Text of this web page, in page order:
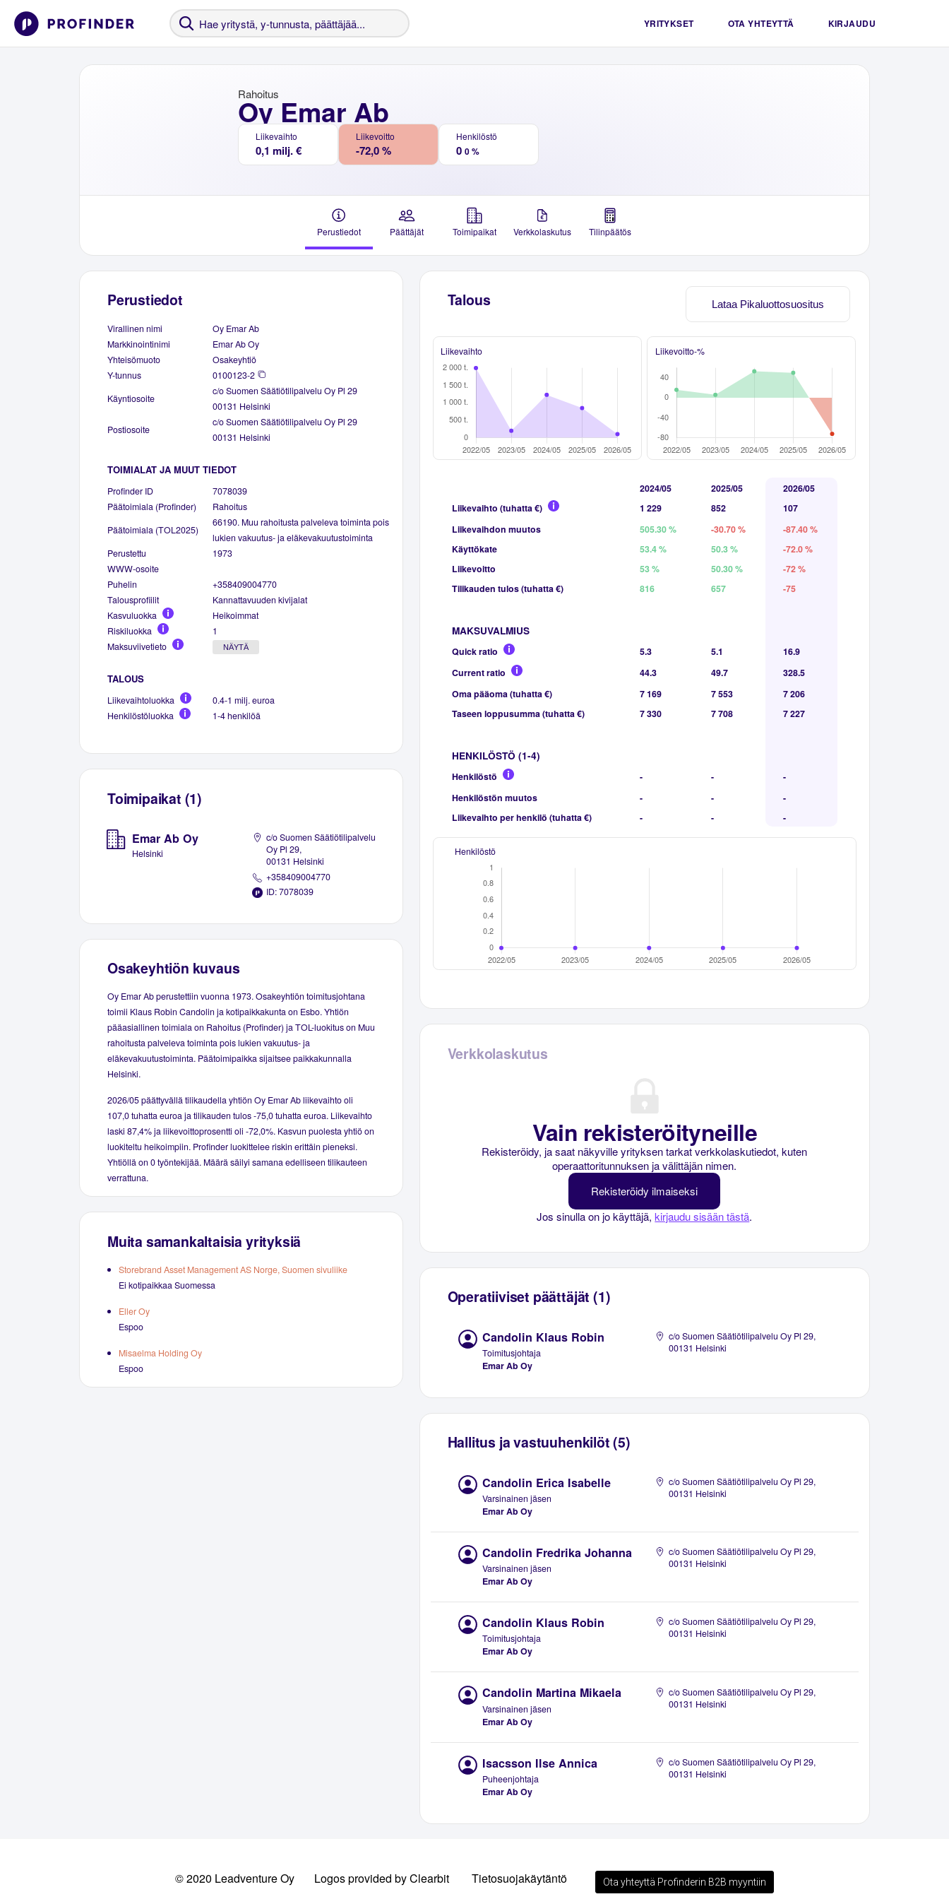
YRITYKSET OTA YHTEYTTÄ KIRJAUDU
Oy Emar Ab
Rahoitus
Liikevaihto
0,1 milj. €
Liikevoitto
-72,0 %
Henkilöstö
0 0 %
Perustiedot Päättäjät Toimipaikat Verkkolaskutus Tilinpäätös
Perustiedot
Virallinen nimi
Oy Emar Ab
Markkinointinimi
Emar Ab Oy
Yhteisömuoto
Osakeyhtiö
Y-tunnus
0100123-2
Käyntiosoite
c/o Suomen Säätiötilipalvelu Oy Pl 29
00131 Helsinki
Postiosoite
c/o Suomen Säätiötilipalvelu Oy Pl 29
00131 Helsinki
TOIMIALAT JA MUUT TIEDOT
Profinder ID
7078039
Päätoimiala (Profinder)
Rahoitus
Päätoimiala (TOL2025)
66190. Muu rahoitusta palveleva toiminta pois
lukien vakuutus- ja eläkevakuutustoiminta
Perustettu
1973
WWW-osoite
Puhelin
+358409004770
Talousprofiilit
Kannattavuuden kivijalat
Kasvuluokka
Heikoimmat
Riskiluokka
1
Maksuviivetieto
NÄYTÄ
TALOUS
Liikevaihtoluokka
0.4-1 milj. euroa
Henkilöstöluokka
1-4 henkilöä
Toimipaikat (1)
Emar Ab Oy
Helsinki
c/o Suomen Säätiötilipalvelu
Oy Pl 29,
00131 Helsinki
+358409004770
ID: 7078039
Osakeyhtiön kuvaus
Oy Emar Ab perustettiin vuonna 1973. Osakeyhtiön toimitusjohtana
toimii Klaus Robin Candolin ja kotipaikkakunta on Esbo. Yhtiön
pääasiallinen toimiala on Rahoitus (Profinder) ja TOL-luokitus on Muu
rahoitusta palveleva toiminta pois lukien vakuutus- ja
eläkevakuutustoiminta. Päätoimipaikka sijaitsee paikkakunnalla
Helsinki.
2026/05 päättyvällä tilikaudella yhtiön Oy Emar Ab liikevaihto oli
107,0 tuhatta euroa ja tilikauden tulos -75,0 tuhatta euroa. Liikevaihto
laski 87,4% ja liikevoittoprosentti oli -72,0%. Kasvun puolesta yhtiö on
luokiteltu heikoimpiin. Profinder luokittelee riskin erittäin pieneksi.
Yhtiöllä on 0 työntekijää. Määrä säilyi samana edelliseen tilikauteen
verrattuna.
Muita samankaltaisia yrityksiä
Storebrand Asset Management AS Norge, Suomen sivuliike
Ei kotipaikkaa Suomessa
Eller Oy
Espoo
Misaelma Holding Oy
Espoo
Lataa Pikaluottosuositus
Talous
Liikevaihto Liikevoitto-%
2024/05 2025/05
2026/05
Liikevaihto (tuhatta €)
1 229 852
107
Liikevaihdon muutos
505.30 % -30.70 %
-87.40 %
Käyttökate
53.4 % 50.3 %
-72.0 %
Liikevoitto
53 % 50.30 %
-72 %
Tilikauden tulos (tuhatta €)
816 657 -75
MAKSUVALMIUS
Quick ratio 5.3 5.1
16.9
Current ratio
44.3 49.7
328.5
Oma pääoma (tuhatta €)
7 169 7 553
7 206
Taseen loppusumma (tuhatta €)
7 330 7 708 7 227
HENKILÖSTÖ (1-4)
Henkilöstö - -
-
Henkilöstön muutos
- -
-
Liikevaihto per henkilö (tuhatta €)
- - -
Henkilöstö
Verkkolaskutus
Vain rekisteröityneille
Rekisteröidy, ja saat näkyville yrityksen tarkat verkkolaskutiedot, kuten
operaattoritunnuksen ja välittäjän nimen.
Rekisteröidy ilmaiseksi
Jos sinulla on jo käyttäjä,kirjaudu sisään tästä.
Operatiiviset päättäjät (1)
Candolin Klaus Robin
Toimitusjohtaja
Emar Ab Oy
c/o Suomen Säätiötilipalvelu Oy Pl 29,
00131 Helsinki
Hallitus ja vastuuhenkilöt (5)
Candolin Erica Isabelle
Varsinainen jäsen
Emar Ab Oy
c/o Suomen Säätiötilipalvelu Oy Pl 29,
00131 Helsinki
Candolin Fredrika Johanna
Varsinainen jäsen
Emar Ab Oy
c/o Suomen Säätiötilipalvelu Oy Pl 29,
00131 Helsinki
Candolin Klaus Robin
Toimitusjohtaja
Emar Ab Oy
c/o Suomen Säätiötilipalvelu Oy Pl 29,
00131 Helsinki
Candolin Martina Mikaela
Varsinainen jäsen
Emar Ab Oy
c/o Suomen Säätiötilipalvelu Oy Pl 29,
00131 Helsinki
Isacsson Ilse Annica
Puheenjohtaja
Emar Ab Oy
c/o Suomen Säätiötilipalvelu Oy Pl 29,
00131 Helsinki
© 2020 Leadventure Oy Logos provided by Clearbit Tietosuojakäytäntö Ota yhteyttä Profinderin B2B myyntiin